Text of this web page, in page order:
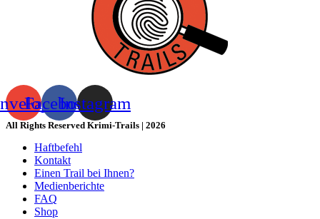
FacebookInstagram
All Rights Reserved Krimi-Trails | 2026
Haftbefehl
Kontakt
Einen Trail bei Ihnen?
Medienberichte
FAQ
Shop